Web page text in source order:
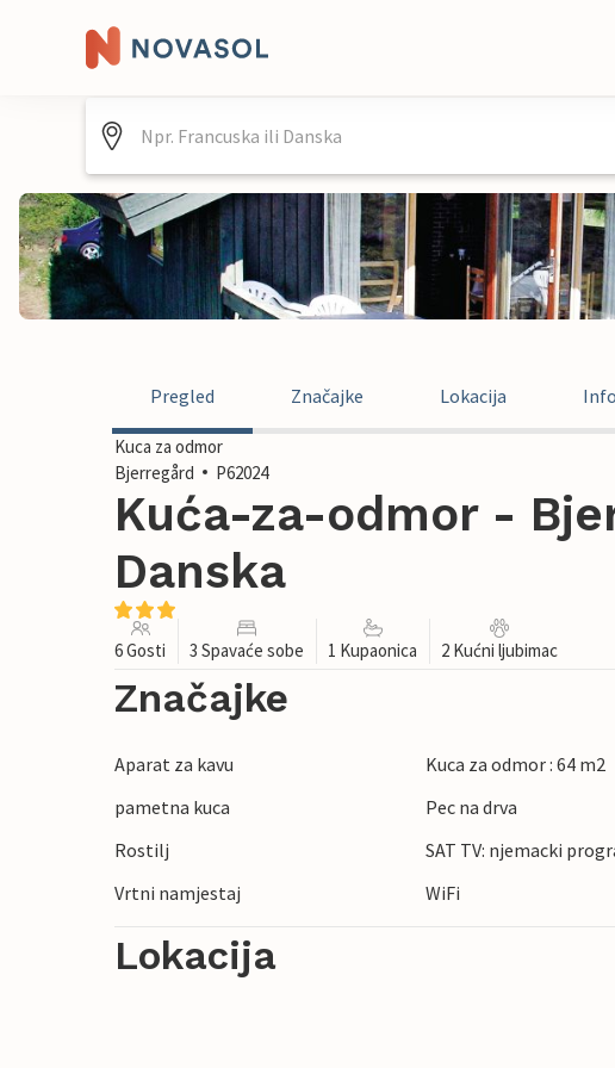
Pregled Značajke Lokacija
Kuca za odmor
Bjerregård
P62024
Kuća-za-odmor -
Danska
6 Gosti 3 Spavaće sobe 1 Kupaonica 2 Kućni ljubimac
Značajke
Aparat za kavu Kuca za odmor : 64 m2
pametna kuca
Pec na drva
Rostilj
SAT TV: njemacki
Vrtni namjestaj
WiFi
Lokacija